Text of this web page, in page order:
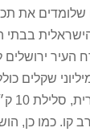
את
הישראלית
העיר ירושלים
שקלים